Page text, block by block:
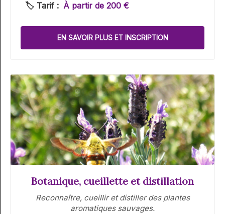
🏷️ Tarif : À partir de 200 €
EN SAVOIR PLUS ET INSCRIPTION
Botanique, cueillette et distillation
Reconnaître, cueillir et distiller des plantes
aromatiques sauvages.